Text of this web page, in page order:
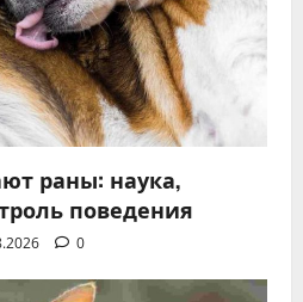
раны: наука,
поведения
0